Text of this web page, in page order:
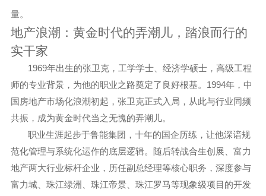
量。
地产浪潮：黄金时代的弄潮儿，踏浪而行的
实干家
1969年出生的张卫克，工学学士、经济学硕士，高级工程
师的专业背景，为他的职业之路奠定了 良好根基。 1994年，中
国房地产市场化浪潮初起，张卫克正式入局，从此与行业同频
共振，成为黄金时代当之无愧的弄潮儿。
职业生涯起步于鲁能集团，十年的国企历练，让他深谙规
范化管理与系统化运作的底层逻辑。随后转战合生创展、富力
地产两大行业标杆企业，历任副总经理等核心职务，深度参与
富力城、珠江绿洲、珠江帝景、 珠江罗马等现象级项目的开发